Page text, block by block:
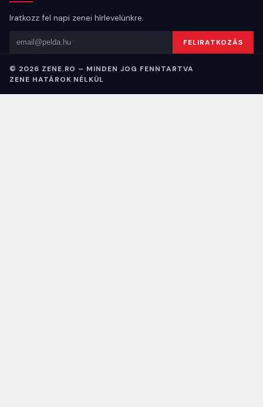
Iratkozz fel napi zenei hírlevelünkre.
Email cím FELIRATKOZÁS
© 2026 ZENE.RO – MINDEN JOG FENNTARTVA
ZENE HATÁROK NÉLKÜL